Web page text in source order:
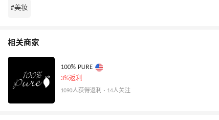
#美妆
相关商家
100% PURE
3%返利
1090人获得返利 · 14人关注